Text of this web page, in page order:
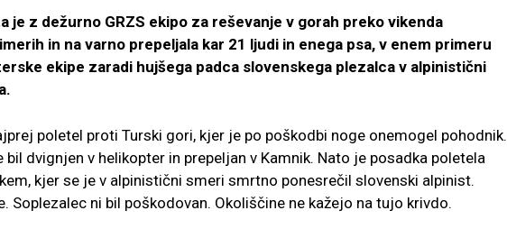
je z dežurno GRZS ekipo za reševanje v gorah preko vikenda
in na varno prepeljala kar 21 ljudi in enega psa, v enem primeru
ekipe zaradi hujšega padca slovenskega plezalca v alpinistični
poletel proti Turski gori, kjer je po poškodbi noge onemogel pohodnik.
dvignjen v helikopter in prepeljan v Kamnik. Nato je posadka poletela
kjer se je v alpinistični smeri smrtno ponesrečil slovenski alpinist.
Soplezalec ni bil poškodovan. Okoliščine ne kažejo na tujo krivdo.